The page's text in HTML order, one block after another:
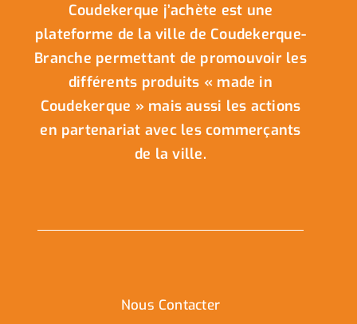
Coudekerque j’achète est une
plateforme de la ville de Coudekerque-
Branche permettant de promouvoir les
différents produits « made in
Coudekerque » mais aussi les actions
en partenariat avec les commerçants
de la ville.
Nous Contacter